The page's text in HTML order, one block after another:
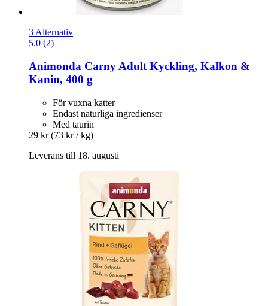
3 Alternativ
5.0 (2)
Animonda Carny Adult Kyckling, Kalkon &
Kanin, 400 g
För vuxna katter
Endast naturliga ingredienser
Med taurin
29 kr (73 kr / kg)
Leverans till 18. augusti